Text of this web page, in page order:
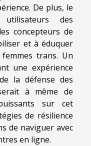
De plus, le
des
concepteurs de
et à éduquer
trans. Un
une expérience
la défense des
à même de
sur cet
de résilience
de naviguer avec
en ligne.